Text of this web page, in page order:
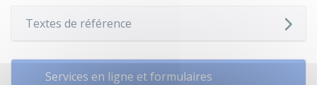
Textes de référence
Services en ligne et formulaires